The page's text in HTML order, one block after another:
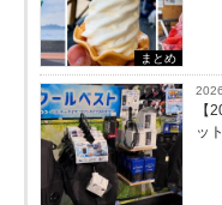
まとめ
【
ッ